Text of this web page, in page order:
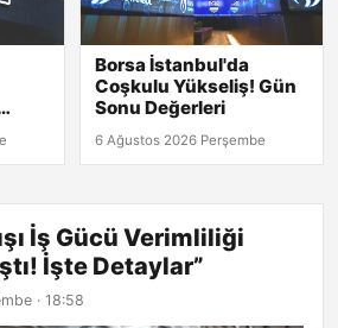
Borsa İstanbul'da
Coşkulu Yükseliş! Gün
Sonu Değerleri
6 Ağustos 2026 Perşembe
İş Gücü Verimliliği
İşte Detaylar”
· 18:58